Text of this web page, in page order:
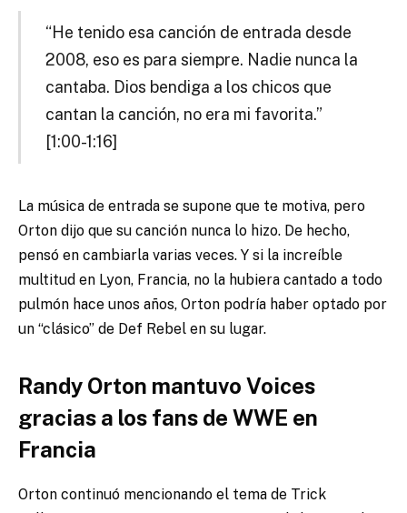
“He tenido esa canción de entrada desde
2008, eso es para siempre. Nadie nunca la
cantaba. Dios bendiga a los chicos que
cantan la canción, no era mi favorita.”
[1:00-1:16]
La música de entrada se supone que te motiva, pero
Orton dijo que su canción nunca lo hizo. De hecho,
pensó en cambiarla varias veces. Y si la increíble
multitud en Lyon, Francia, no la hubiera cantado a todo
pulmón hace unos años, Orton podría haber optado por
un “clásico” de Def Rebel en su lugar.
Randy Orton mantuvo Voices
gracias a los fans de WWE en
Francia
Orton continuó mencionando el tema de Trick